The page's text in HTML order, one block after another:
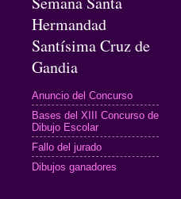
Hermandad
Santísima Cruz de
Gandia
Anuncio del Concurso
Bases del XIII Concurso de
Dibujo Escolar
Fallo del jurado
Dibujos ganadores